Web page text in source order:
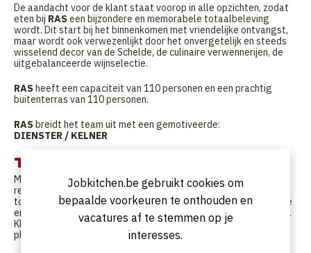
De aandacht voor de klant staat voorop in alle opzichten, zodat
eten bij RASeen bijzondere en memorabele totaalbeleving
wordt. Dit start bij het binnenkomen met vriendelijke ontvangst,
maar wordt ook verwezenlijkt door het onvergetelijk en steeds
wisselend decor van de Schelde, de culinaire verwennerijen, de
uitgebalanceerde wijnselectie.
RASheeft een capaciteit van 110 personen en een prachtig
buitenterras van 110 personen.
RASbreidt het team uit met een gemotiveerde:
DIENSTER / KELNER
Taken
Mise-en-place van de zaal, onderhoud van het tafelgerei,
reiniging van menu- en wijnkaarten, kortom zorgen dat de zaal
tot in de puntjes in orde is. Tijdens de service: beleefde, correcte
en vlekkeloze bediening van de klanten, steeds met de glimlach.
Klantentevredenheid staat altijd centraal. Wijnkennis is een
pluspunt en kunnen adviseren wanneer de klant daarom vraagt.
Jobkitchen.be gebruikt cookies om
bepaalde voorkeuren te onthouden en
vacatures af te stemmen op je
interesses.